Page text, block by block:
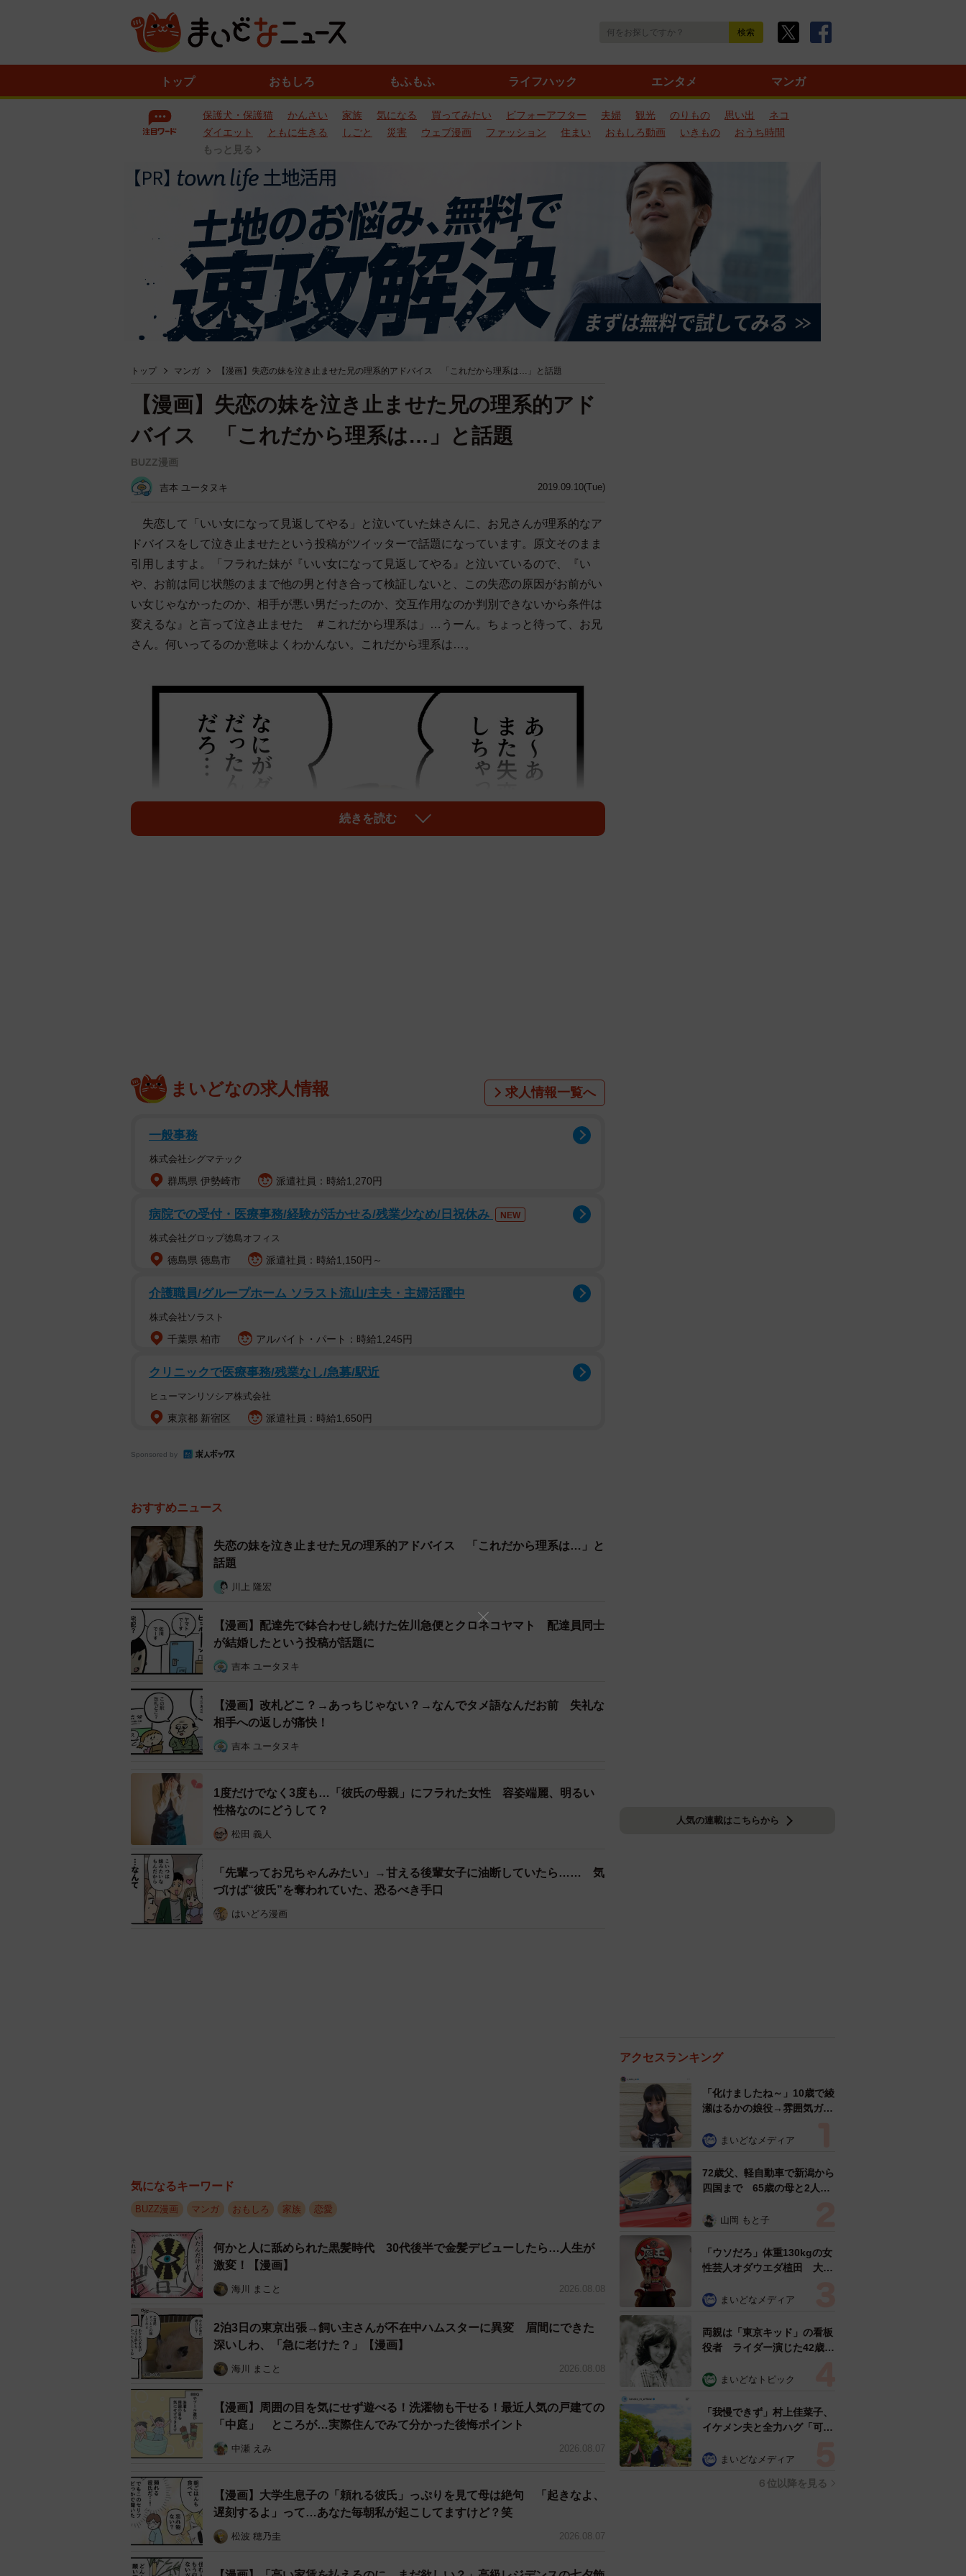
トップ おもしろ もふもふ ライフハック エンタメ マンガ
保護犬・保護猫 かんさい 家族 気になる 買ってみたい ビフォーアフター 夫婦 観光 のりもの 思い出
ネコ
ダイエット
ともに生きる しごと 災害 ウェブ漫画 ファッション 住まい おもしろ動画 いきもの
おうち時間
もっと見る
トップ マンガ 【漫画】失恋の妹を泣き止ませた兄の理系的アドバイス 「これだから理系は…」と話題
2019.09.10(Tue)
【漫画】失恋の妹を泣き止ませた兄の理系的アド
バイス 「これだから理系は…」と話題
BUZZ漫画
吉本 ユータヌキ
失恋して「いい女になって見返してやる」と泣いていた妹さんに、お兄さんが理系的なア
ドバイスをして泣き止ませたという投稿がツイッターで話題になっています。原文そのまま
引用しますよ。「フラれた妹が『いい女になって見返してやる』と泣いているので、『い
や、お前は同じ状態のままで他の男と付き合って検証しないと、この失恋の原因がお前がい
い女じゃなかったのか、相手が悪い男だったのか、交互作用なのか判別できないから条件は
変えるな』と言って泣き止ませた ＃これだから理系は」…うーん。ちょっと待って、お兄
さん。何いってるのか意味よくわかんない。これだから理系は…。
2/4
この漫画の記事は→
続きを読む
まいどなの求人情報 求人情報一覧へ
一般事務
株式会社シグマテック
群馬県 伊勢崎市 派遣社員：時給1,270円
病院での受付・医療事務/経験が活かせる/残業少なめ/日祝休み NEW
株式会社グロップ徳島オフィス
徳島県 徳島市 派遣社員：時給1,150円～
介護職員/グループホーム ソラスト流山/主夫・主婦活躍中
株式会社ソラスト
千葉県 柏市 アルバイト・パート：時給1,245円
クリニックで医療事務/残業なし/急募/駅近
ヒューマンリソシア株式会社
東京都 新宿区 派遣社員：時給1,650円
Sponsored by
おすすめニュース
失恋の妹を泣き止ませた兄の理系的アドバイス 「これだから理系は…」と
話題
川上 隆宏
【漫画】配達先で鉢合わせし続けた佐川急便とクロネコヤマト 配達員同士
が結婚したという投稿が話題に
吉本 ユータヌキ
【漫画】改札どこ？→あっちじゃない？→なんでタメ語なんだお前 失礼な
相手への返しが痛快！
吉本 ユータヌキ
1度だけでなく3度も…「彼氏の母親」にフラれた女性 容姿端麗、明るい
性格なのにどうして？
松田 義人
「先輩ってお兄ちゃんみたい」→甘える後輩女子に油断していたら…… 気
づけば“彼氏”を奪われていた、恐るべき手口
はいどろ漫画
気になるキーワード
BUZZ漫画 マンガ おもしろ 家族 恋愛
何かと人に舐められた黒髪時代 30代後半で金髪デビューしたら…人生が
激変！【漫画】
海川 まこと 2026.08.08
2泊3日の東京出張→飼い主さんが不在中ハムスターに異変 眉間にできた
深いしわ、「急に老けた？」【漫画】
海川 まこと 2026.08.08
【漫画】周囲の目を気にせず遊べる！洗濯物も干せる！最近人気の戸建ての
「中庭」 ところが…実際住んでみて分かった後悔ポイント
中瀬 えみ 2026.08.07
【漫画】大学生息子の「頼れる彼氏」っぷりを見て母は絶句 「起きなよ、
遅刻するよ」って…あなた毎朝私が起こしてますけど？笑
松波 穂乃圭 2026.08.07
人気の連載はこちらから
アクセスランキング
「化けましたね～」10歳で綾
瀬はるかの娘役→雰囲気ガラ
雰囲気が」「宝塚に入れそ
まいどなメディア
72歳父、軽自動車で新潟から
四国まで 65歳の母と2人で
憩まで分刻み… 「大学生で
山岡 もと子
「ウソだろ」体重130kgの女
性芸人オダウエダ植田 大学
で」 まいどなメディア
両親は「東京キッド」の看板
役者 ライダー演じた42歳元
ングフォト」計画を明言
む」
まいどなトピック
「我慢できず」村上佳菜子、
イケメン夫と全力ハグ「可愛
まいどなメディア
６位以降を見る